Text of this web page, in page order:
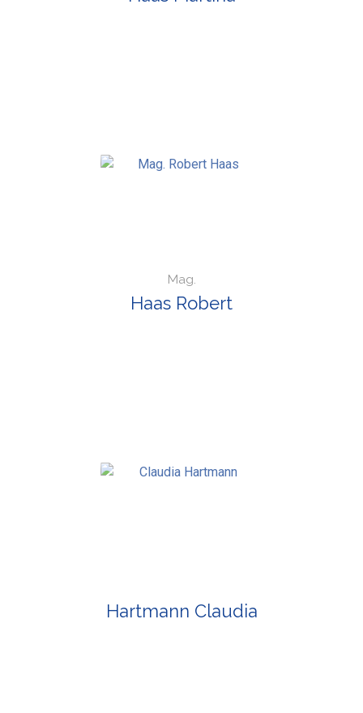
Mag.
Haas Robert
Hartmann Claudia